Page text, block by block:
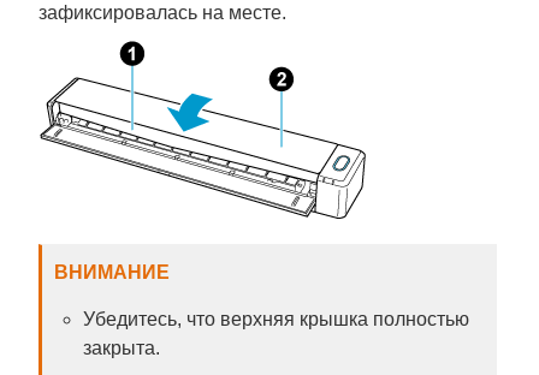
зафиксировалась на месте.
ВНИМАНИЕ
Убедитесь, что верхняя крышка полностью
закрыта.